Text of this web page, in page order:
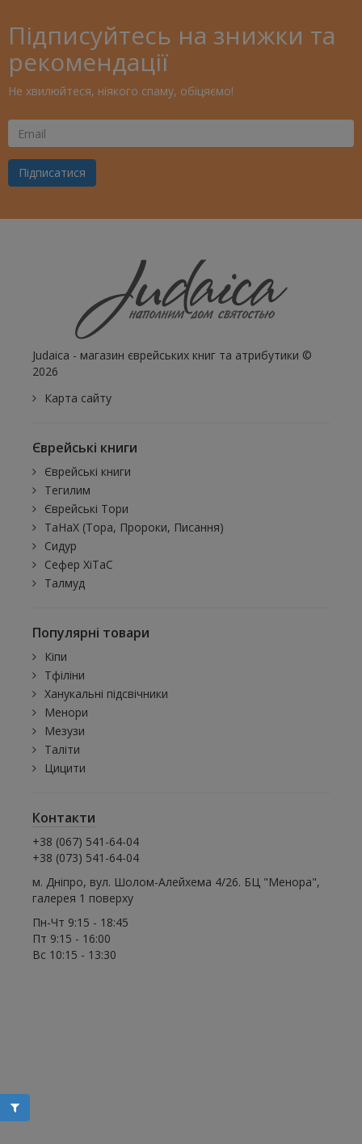
Підписуйтесь на знижки та
рекомендації
Не хвилюйтеся, ніякого спаму, обіцяємо!
Ваш
Email
Підписатися
Judaica - магазин єврейських книг та атрибутики ©
2026
Карта сайту
Єврейські книги
Єврейські книги
Тегилим
Єврейські Тори
ТаНаХ (Тора, Пророки, Писання)
Сидур
Сефер ХіТаС
Талмуд
Популярні товари
Кіпи
Тфіліни
Ханукальні підсвічники
Менори
Мезузи
Таліти
Цицити
Контакти
+38 (067) 541-64-04
+38 (073) 541-64-04
м. Дніпро, вул. Шолом-Алейхема 4/26. БЦ "Менора",
галерея 1 поверху
Пн-Чт 9:15 - 18:45
Пт 9:15 - 16:00
Вс 10:15 - 13:30